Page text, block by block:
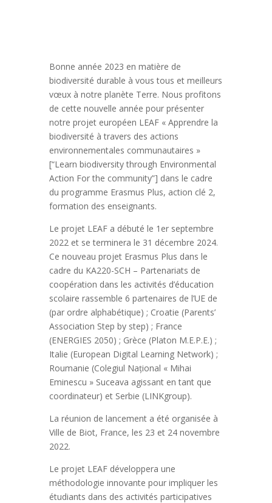
Bonne année 2023 en matière de
biodiversité durable à vous tous et meilleurs
vœux à notre planète Terre. Nous profitons
de cette nouvelle année pour présenter
notre projet européen LEAF « Apprendre la
biodiversité à travers des actions
environnementales communautaires »
[“Learn biodiversity through Environmental
Action For the community”] dans le cadre
du programme Erasmus Plus, action clé 2,
formation des enseignants.
Le projet LEAF a débuté le 1er septembre
2022 et se terminera le 31 décembre 2024.
Ce nouveau projet Erasmus Plus dans le
cadre du KA220-SCH – Partenariats de
coopération dans les activités d’éducation
scolaire rassemble 6 partenaires de l’UE de
(par ordre alphabétique) ; Croatie (Parents’
Association Step by step) ; France
(ENERGIES 2050) ; Grèce (Platon M.E.P.E.) ;
Italie (European Digital Learning Network) ;
Roumanie (Colegiul Național « Mihai
Eminescu » Suceava agissant en tant que
coordinateur) et Serbie (LINKgroup).
La réunion de lancement a été organisée à
Ville de Biot, France, les 23 et 24 novembre
2022.
Le projet LEAF développera une
méthodologie innovante pour impliquer les
étudiants dans des activités participatives